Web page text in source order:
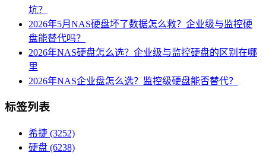
坑？
2026年5月NAS硬盘坏了数据怎么救？企业级与监控硬
盘能替代吗？
2026年NAS硬盘怎么选？企业级与监控硬盘的区别在哪
里
2026年NAS企业盘怎么选？监控级硬盘能否替代？
标签列表
希捷 (3252)
硬盘 (6238)